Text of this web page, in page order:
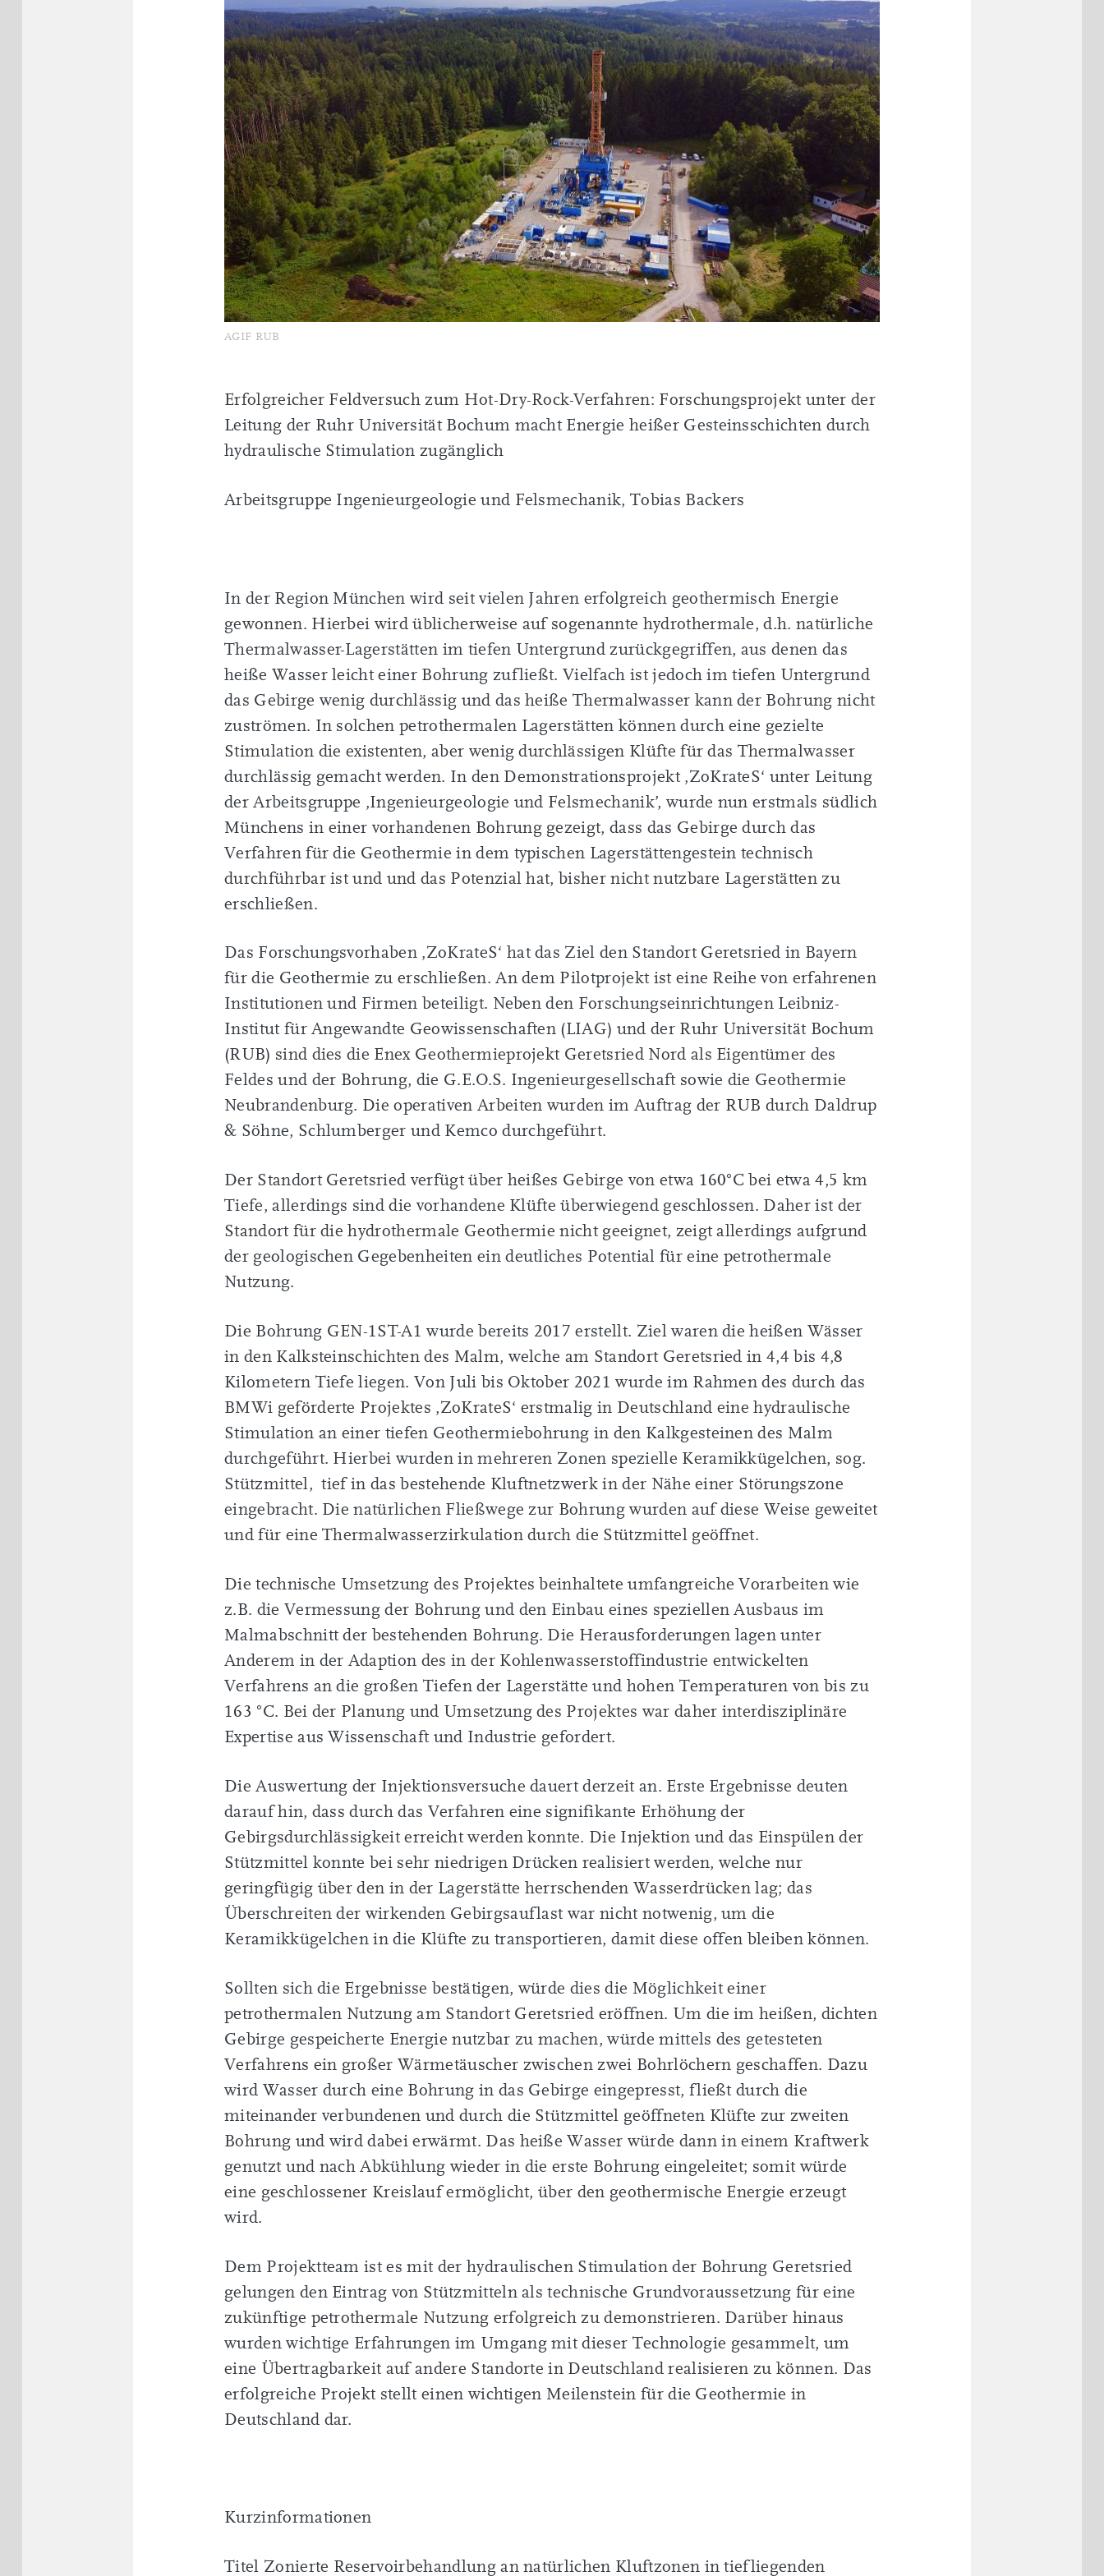
AGIF RUB
Erfolgreicher Feldversuch zum Hot-Dry-Rock-Verfahren: Forschungsprojekt unter der
Leitung der Ruhr Universität Bochum macht Energie heißer Gesteinsschichten durch
hydraulische Stimulation zugänglich
Arbeitsgruppe Ingenieurgeologie und Felsmechanik, Tobias Backers
In der Region München wird seit vielen Jahren erfolgreich geothermisch Energie
gewonnen. Hierbei wird üblicherweise auf sogenannte hydrothermale, d.h. natürliche
Thermalwasser-Lagerstätten im tiefen Untergrund zurückgegriffen, aus denen das
heiße Wasser leicht einer Bohrung zufließt. Vielfach ist jedoch im tiefen Untergrund
das Gebirge wenig durchlässig und das heiße Thermalwasser kann der Bohrung nicht
zuströmen. In solchen petrothermalen Lagerstätten können durch eine gezielte
Stimulation die existenten, aber wenig durchlässigen Klüfte für das Thermalwasser
durchlässig gemacht werden. In den Demonstrationsprojekt ‚ZoKrateS‘ unter Leitung
der Arbeitsgruppe ‚Ingenieurgeologie und Felsmechanik’, wurde nun erstmals südlich
Münchens in einer vorhandenen Bohrung gezeigt, dass das Gebirge durch das
Verfahren für die Geothermie in dem typischen Lagerstättengestein technisch
durchführbar ist und und das Potenzial hat, bisher nicht nutzbare Lagerstätten zu
erschließen.
Das Forschungsvorhaben ‚ZoKrateS‘ hat das Ziel den Standort Geretsried in Bayern
für die Geothermie zu erschließen. An dem Pilotprojekt ist eine Reihe von erfahrenen
Institutionen und Firmen beteiligt. Neben den Forschungseinrichtungen Leibniz-
Institut für Angewandte Geowissenschaften (LIAG) und der Ruhr Universität Bochum
(RUB) sind dies die Enex Geothermieprojekt Geretsried Nord als Eigentümer des
Feldes und der Bohrung, die G.E.O.S. Ingenieurgesellschaft sowie die Geothermie
Neubrandenburg. Die operativen Arbeiten wurden im Auftrag der RUB durch Daldrup
& Söhne, Schlumberger und Kemco durchgeführt.
Der Standort Geretsried verfügt über heißes Gebirge von etwa 160°C bei etwa 4,5 km
Tiefe, allerdings sind die vorhandene Klüfte überwiegend geschlossen. Daher ist der
Standort für die hydrothermale Geothermie nicht geeignet, zeigt allerdings aufgrund
der geologischen Gegebenheiten ein deutliches Potential für eine petrothermale
Nutzung.
Die Bohrung GEN-1ST-A1 wurde bereits 2017 erstellt. Ziel waren die heißen Wässer
in den Kalksteinschichten des Malm, welche am Standort Geretsried in 4,4 bis 4,8
Kilometern Tiefe liegen. Von Juli bis Oktober 2021 wurde im Rahmen des durch das
BMWi geförderte Projektes ‚ZoKrateS‘ erstmalig in Deutschland eine hydraulische
Stimulation an einer tiefen Geothermiebohrung in den Kalkgesteinen des Malm
durchgeführt. Hierbei wurden in mehreren Zonen spezielle Keramikkügelchen, sog.
Stützmittel, tief in das bestehende Kluftnetzwerk in der Nähe einer Störungszone
eingebracht. Die natürlichen Fließwege zur Bohrung wurden auf diese Weise geweitet
und für eine Thermalwasserzirkulation durch die Stützmittel geöffnet.
Die technische Umsetzung des Projektes beinhaltete umfangreiche Vorarbeiten wie
z.B. die Vermessung der Bohrung und den Einbau eines speziellen Ausbaus im
Malmabschnitt der bestehenden Bohrung. Die Herausforderungen lagen unter
Anderem in der Adaption des in der Kohlenwasserstoffindustrie entwickelten
Verfahrens an die großen Tiefen der Lagerstätte und hohen Temperaturen von bis zu
163 °C. Bei der Planung und Umsetzung des Projektes war daher interdisziplinäre
Expertise aus Wissenschaft und Industrie gefordert.
Die Auswertung der Injektionsversuche dauert derzeit an. Erste Ergebnisse deuten
darauf hin, dass durch das Verfahren eine signifikante Erhöhung der
Gebirgsdurchlässigkeit erreicht werden konnte. Die Injektion und das Einspülen der
Stützmittel konnte bei sehr niedrigen Drücken realisiert werden, welche nur
geringfügig über den in der Lagerstätte herrschenden Wasserdrücken lag; das
Überschreiten der wirkenden Gebirgsauflast war nicht notwenig, um die
Keramikkügelchen in die Klüfte zu transportieren, damit diese offen bleiben können.
Sollten sich die Ergebnisse bestätigen, würde dies die Möglichkeit einer
petrothermalen Nutzung am Standort Geretsried eröffnen. Um die im heißen, dichten
Gebirge gespeicherte Energie nutzbar zu machen, würde mittels des getesteten
Verfahrens ein großer Wärmetäuscher zwischen zwei Bohrlöchern geschaffen. Dazu
wird Wasser durch eine Bohrung in das Gebirge eingepresst, fließt durch die
miteinander verbundenen und durch die Stützmittel geöffneten Klüfte zur zweiten
Bohrung und wird dabei erwärmt. Das heiße Wasser würde dann in einem Kraftwerk
genutzt und nach Abkühlung wieder in die erste Bohrung eingeleitet; somit würde
eine geschlossener Kreislauf ermöglicht, über den geothermische Energie erzeugt
wird.
Dem Projektteam ist es mit der hydraulischen Stimulation der Bohrung Geretsried
gelungen den Eintrag von Stützmitteln als technische Grundvoraussetzung für eine
zukünftige petrothermale Nutzung erfolgreich zu demonstrieren. Darüber hinaus
wurden wichtige Erfahrungen im Umgang mit dieser Technologie gesammelt, um
eine Übertragbarkeit auf andere Standorte in Deutschland realisieren zu können. Das
erfolgreiche Projekt stellt einen wichtigen Meilenstein für die Geothermie in
Deutschland dar.
Kurzinformationen
Titel Zonierte Reservoirbehandlung an natürlichen Kluftzonen in tiefliegenden